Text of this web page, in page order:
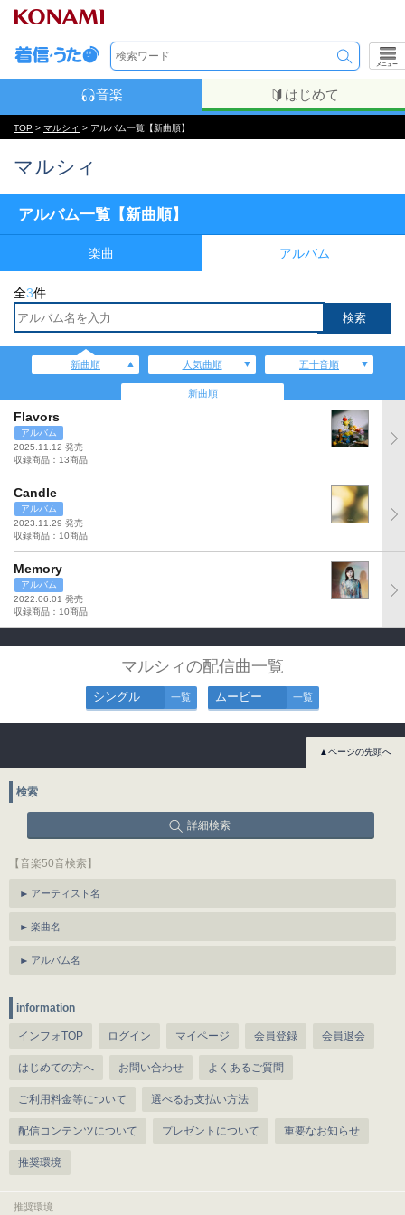
メニュー
音楽 はじめて
TOP > マルシィ > アルバム一覧【新曲順】
マルシィ
アルバム一覧【新曲順】
楽曲 アルバム
全3件
新曲順 人気曲順 五十音順
新曲順
Flavors
アルバム
2025.11.12 発売
収録商品：13商品
Candle
アルバム
2023.11.29 発売
収録商品：10商品
Memory
アルバム
2022.06.01 発売
収録商品：10商品
マルシィの配信曲一覧
シングル 一覧 ムービー 一覧
▲ページの先頭へ
検索
詳細検索
【音楽50音検索】
アーティスト名
楽曲名
アルバム名
information
インフォTOP ログイン マイページ 会員登録 会員退会
はじめての方へ お問い合わせ よくあるご質問
ご利用料金等について 選べるお支払い方法
配信コンテンツについて プレゼントについて 重要なお知らせ
推奨環境
推奨環境